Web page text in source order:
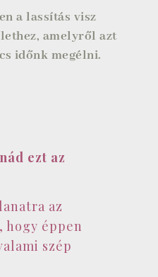
a lassítás visz
amelyről azt
időnk megélni.
ezt az
az
hogy éppen
szép